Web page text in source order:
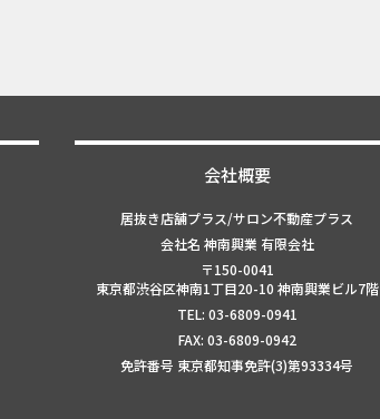
会社概要
居抜き店舗プラス/サロン不動産プラス
会社名 神南興業 有限会社
〒150-0041
東京都渋谷区神南1丁目20-10 神南興業ビル7階
TEL: 03-6809-0941
FAX: 03-6809-0942
免許番号 東京都知事免許(3)第93334号